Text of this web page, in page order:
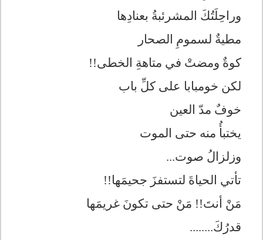
وراحِلَتُكَ المشرئبةُ بعنادِها
مطيةٌ لسمومِ الصحار
كوةٌ ومضتْ في متاهةِ الخطى!!
لكن خومبابا على كلِّ باب
خوفٌ مدّ العين
يختبأُ منه حتى الموت
وزلزالُ صوت...
تأتي الحياةَ لتستفزَ جحيمَها!!
مَنْ أنتَ!! مَنْ حتى تكونَ غريمَها
قدرُكَ........